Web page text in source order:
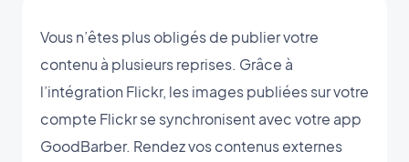
Vous n’êtes plus obligés de publier votre
contenu à plusieurs reprises. Grâce à
l’intégration Flickr, les images publiées sur votre
compte Flickr se synchronisent avec votre app
GoodBarber. Rendez vos contenus externes